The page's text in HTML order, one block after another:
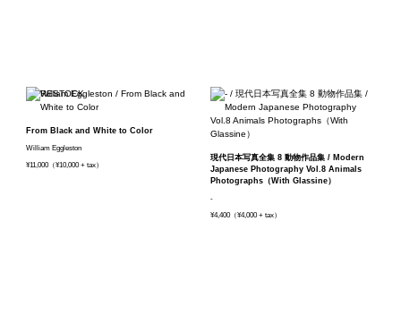
From Black and White to Color
William Eggleston
¥11,000（¥10,000 + tax）
現代日本写真全集 8 動物作品集 / Modern
Japanese Photography Vol.8 Animals
Photographs（With Glassine）
-
¥4,400（¥4,000 + tax）